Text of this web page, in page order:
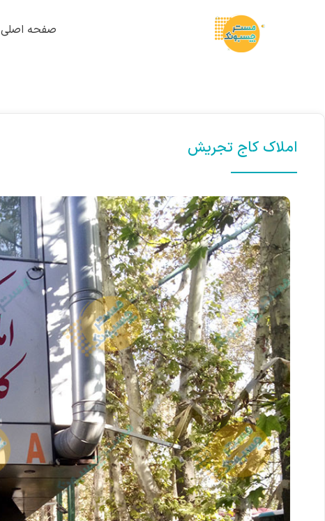
صفحه اصلی
املاک کاج تجریش